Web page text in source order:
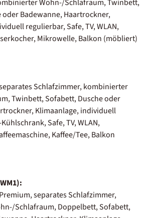
Wohn-/Schlafraum, Twinbett,
oder Badewanne, Haartrockner,
regulierbar, Safe, TV, WLAN,
Mikrowelle, Balkon (möbliert)
Schlafzimmer, kombinierter
Twinbett, Sofabett, Dusche oder
Klimaanlage, individuell
Safe, TV, WLAN,
Kaffee/Tee, Balkon
separates Schlafzimmer,
Schlafraum, Doppelbett, Sofabett,